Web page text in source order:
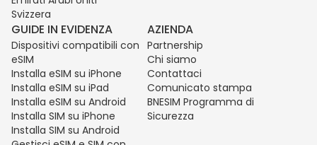
Svizzera
GUIDE IN EVIDENZA
Dispositivi compatibili con
eSIM
Installa eSIM su iPhone
Installa eSIM su iPad
Installa eSIM su Android
Installa SIM su iPhone
Installa SIM su Android
AZIENDA
Partnership
Chi siamo
Contattaci
Comunicato stampa
BNESIM Programma di
Sicurezza